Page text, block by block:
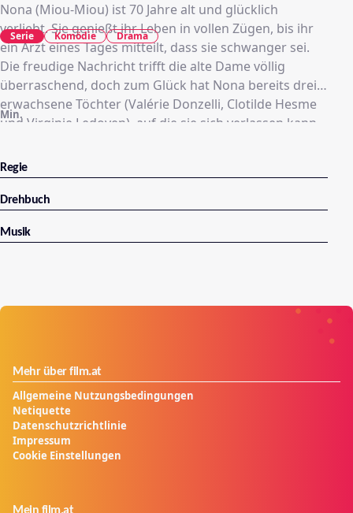
Nona (Miou-Miou) ist 70 Jahre alt und glücklich
verliebt. Sie genießt ihr Leben in vollen Zügen, bis ihr
ein Arzt eines Tages mitteilt, dass sie schwanger sei.
Die freudige Nachricht trifft die alte Dame völlig
überraschend, doch zum Glück hat Nona bereits drei
erwachsene Töchter (Valérie Donzelli, Clotilde Hesme
und Virginie Ledoyen), auf die sie sich verlassen kann.
Min.
Serie Komödie Drama
Regie
Drehbuch
Musik
Mehr über film.at
Allgemeine Nutzungsbedingungen
Netiquette
Datenschutzrichtlinie
Impressum
Cookie Einstellungen
Mein film.at